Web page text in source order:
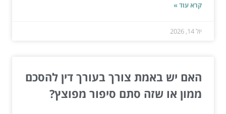
קרא עוד »
יול 14, 2026
האם יש באמת צורך בעורך דין להסכם
ממון או שזה סתם סיפור מפוצץ?